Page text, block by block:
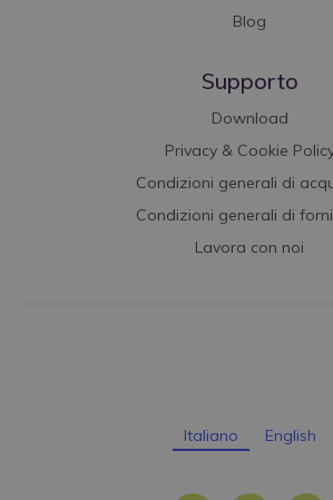
Blog
Supporto
Download
Privacy & Cookie
Condizioni generali di
Condizioni generali di
Lavora con noi
Italiano English